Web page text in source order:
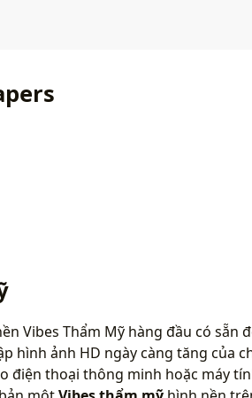
Vibes Thẩm Mỹ hàng đầu có sẵn
hình ảnh HD ngày càng tăng của
điện thoại thông minh hoặc máy